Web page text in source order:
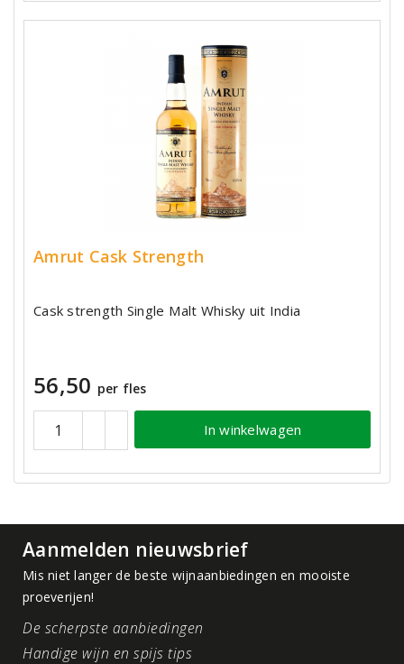
Amrut Cask Strength
Cask strength Single Malt Whisky uit India
56,50 per fles
In winkelwagen
Aanmelden nieuwsbrief
Mis niet langer de beste wijnaanbiedingen en mooiste
proeverijen!
De scherpste aanbiedingen
Handige wijn en spijs tips